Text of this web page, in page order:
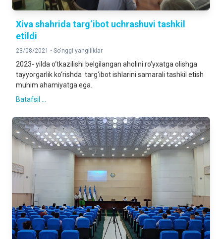
Xiva shahrida targ‘ibot uchrashuvi tashkil
etildi
23/08/2021 • So'nggi yangiliklar
2023- yilda o‘tkazilishi belgilangan aholini ro‘yxatga olishga
tayyorgarlik ko‘rishda targ‘ibot ishlarini samarali tashkil etish
muhim ahamiyatga ega.
Batafsil ...